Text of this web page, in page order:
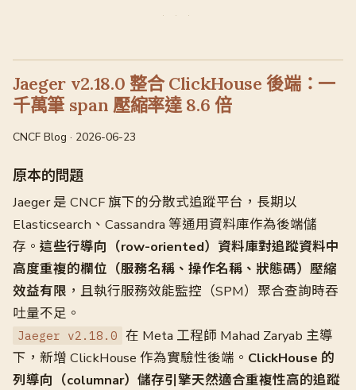
Jaeger v2.18.0 整合 ClickHouse 後端：一
千萬筆 span 壓縮率達 8.6 倍
CNCF Blog · 2026-06-23
原本的問題
Jaeger 是 CNCF 旗下的分散式追蹤平台，長期以
Elasticsearch、Cassandra 等通用資料庫作為後端儲
存。 這些行導向（row-oriented）資料庫對追蹤資料中
高度重複的欄位（服務名稱、操作名稱、狀態碼）壓縮
效益有限 ，且執行服務效能監控（SPM）聚合查詢時吞
吐量不足。
Jaeger v2.18.0 在 Meta 工程師 Mahad Zaryab 主導
下，新增 ClickHouse 作為實驗性後端。 ClickHouse 的
列導向（columnar）儲存引擎天然適合重複性高的追蹤